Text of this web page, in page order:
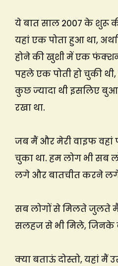
ये बात साल 2007 के शुरू
यहां एक पोता हुआ था,
होने की खुशी में एक
पहले एक पोती हो चुकी
कुछ ज्यादा थी इसलिए
रखा था.
जब मैं और मेरी वाइफ वहां
चुका था. हम लोग भी सब
लगे और बातचीत करने
सब लोगों से मिलते जुलते
सलहज से भी मिले, जिनके
क्या बताऊं दोस्तो, यहां